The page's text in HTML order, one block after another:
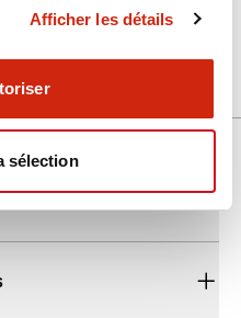
Afficher les détails
sélection